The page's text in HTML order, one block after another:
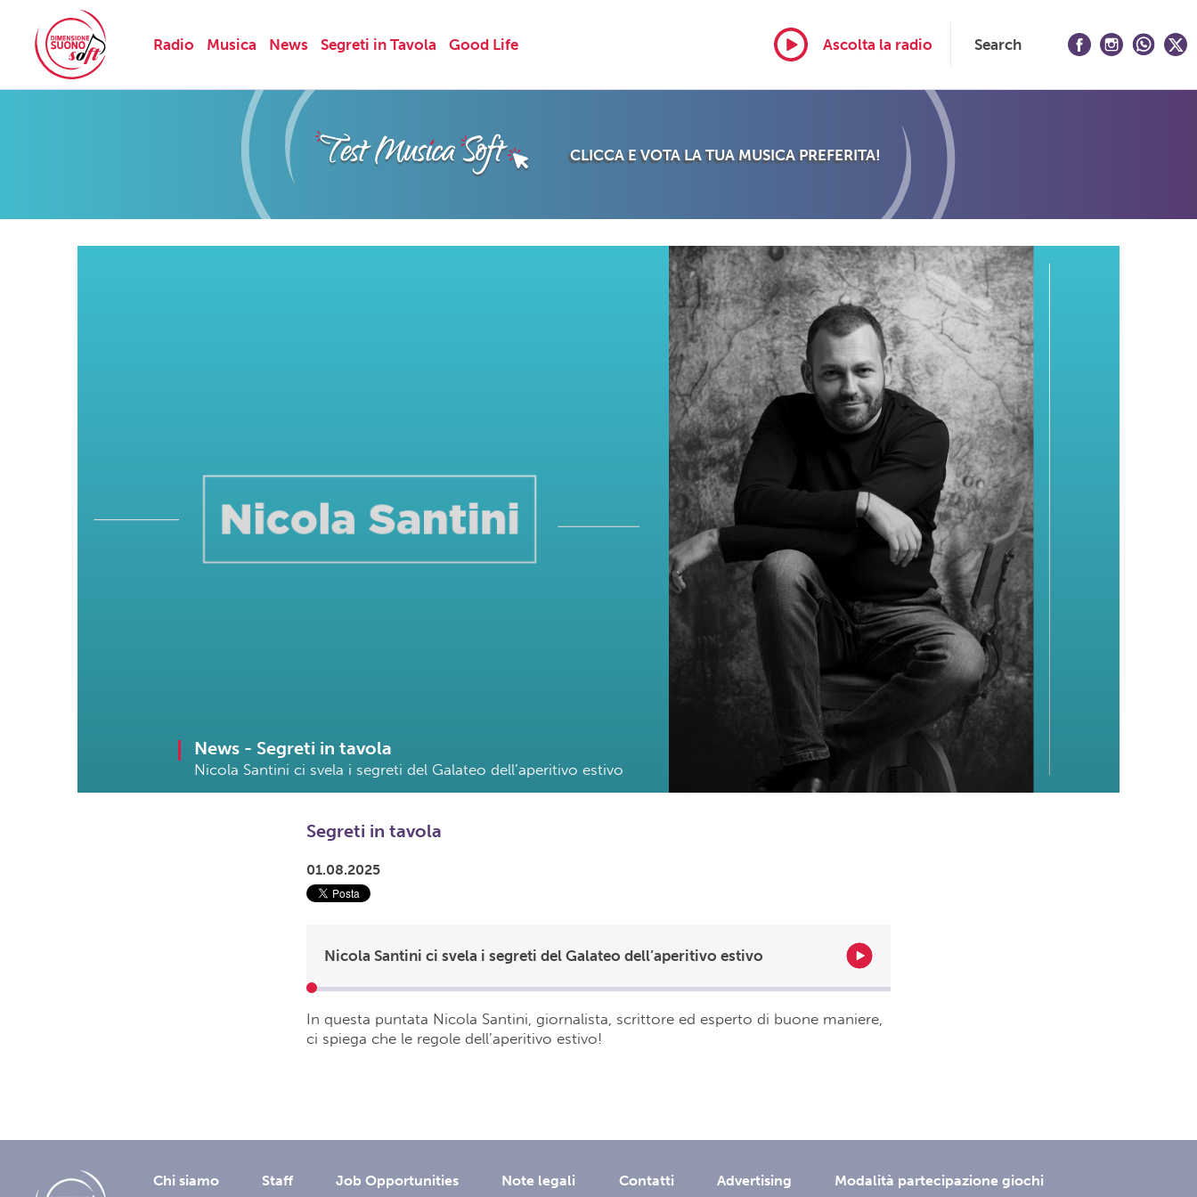
Radio Musica News Segreti in Tavola Good Life Ascolta la radio Search
CLICCA E VOTA LA TUA MUSICA PREFERITA!
News - Segreti in tavola
Nicola Santini ci svela i segreti del Galateo dell’aperitivo estivo
Segreti in tavola
01.08.2025
Nicola Santini ci svela i segreti del Galateo dell’aperitivo estivo
In questa puntata Nicola Santini, giornalista, scrittore ed esperto di buone maniere,
ci spiega che le regole dell’aperitivo estivo!
Chi siamo Staff Job Opportunities Note legali Contatti Advertising Modalità partecipazione giochi